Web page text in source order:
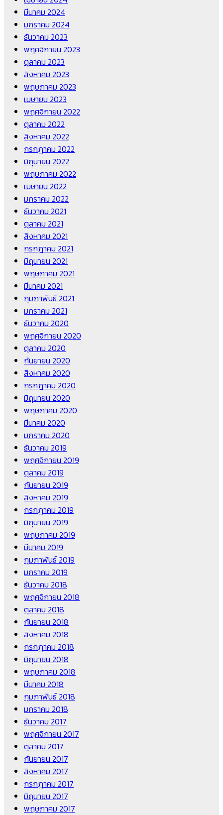
มีนาคม 2024
มกราคม 2024
ธันวาคม 2023
พฤศจิกายน 2023
ตุลาคม 2023
สิงหาคม 2023
พฤษภาคม 2023
เมษายน 2023
พฤศจิกายน 2022
ตุลาคม 2022
สิงหาคม 2022
กรกฎาคม 2022
มิถุนายน 2022
พฤษภาคม 2022
เมษายน 2022
มกราคม 2022
ธันวาคม 2021
ตุลาคม 2021
สิงหาคม 2021
กรกฎาคม 2021
มิถุนายน 2021
พฤษภาคม 2021
มีนาคม 2021
กุมภาพันธ์ 2021
มกราคม 2021
ธันวาคม 2020
พฤศจิกายน 2020
ตุลาคม 2020
กันยายน 2020
สิงหาคม 2020
กรกฎาคม 2020
มิถุนายน 2020
พฤษภาคม 2020
มีนาคม 2020
มกราคม 2020
ธันวาคม 2019
พฤศจิกายน 2019
ตุลาคม 2019
กันยายน 2019
สิงหาคม 2019
กรกฎาคม 2019
มิถุนายน 2019
พฤษภาคม 2019
มีนาคม 2019
กุมภาพันธ์ 2019
มกราคม 2019
ธันวาคม 2018
พฤศจิกายน 2018
ตุลาคม 2018
กันยายน 2018
สิงหาคม 2018
กรกฎาคม 2018
มิถุนายน 2018
พฤษภาคม 2018
มีนาคม 2018
กุมภาพันธ์ 2018
มกราคม 2018
ธันวาคม 2017
พฤศจิกายน 2017
ตุลาคม 2017
กันยายน 2017
สิงหาคม 2017
กรกฎาคม 2017
มิถุนายน 2017
พฤษภาคม 2017